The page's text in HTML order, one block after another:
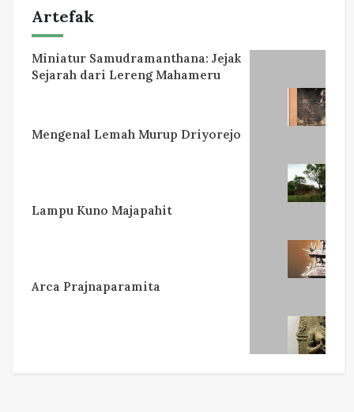
Artefak
Miniatur Samudramanthana: Jejak
Sejarah dari Lereng Mahameru
Mengenal Lemah Murup Driyorejo
Lampu Kuno Majapahit
Arca Prajnaparamita